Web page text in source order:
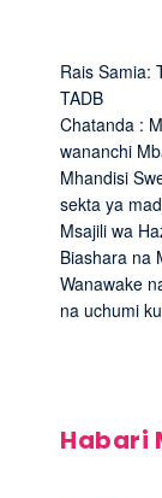
Rais Samia:
TADB
Chatanda :
wananchi
Mhandisi
sekta ya
Msajili wa
Biashara na
Wanawake
na uchumi
Habari